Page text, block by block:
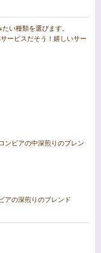
い種類を選びます。
ービスだそう！嬉しいサー
ンビアの中深煎りのブレン
アの深煎りのブレンド